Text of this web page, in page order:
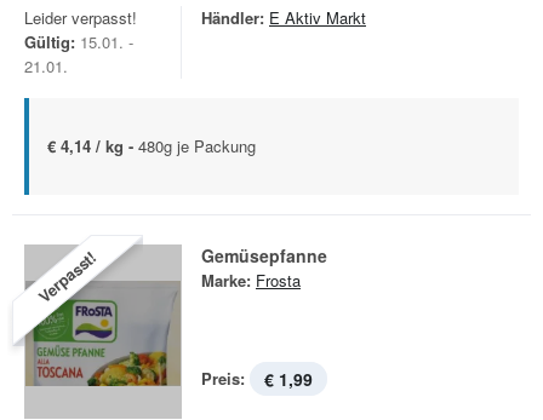
Leider verpasst!
Gültig: 15.01. -
21.01.
Händler: E Aktiv Markt
€ 4,14 / kg - 480g je Packung
Verpasst! Gemüsepfanne
Marke: Frosta
Preis: € 1,99